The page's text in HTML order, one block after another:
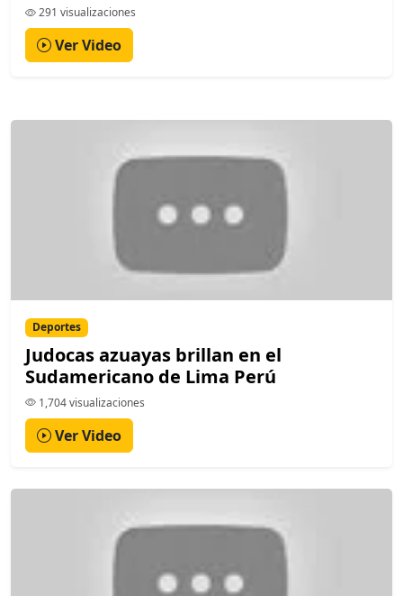
291 visualizaciones
Ver Video
Deportes
Judocas azuayas brillan en el
Sudamericano de Lima Perú
1,704 visualizaciones
Ver Video